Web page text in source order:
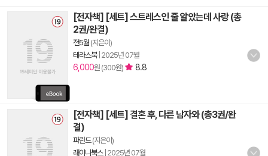
[전자책] [세트] 스트레스인 줄 알았는데 사랑 (총
2권/완결)
전5월 (지은이)
테라스북| 2025년 07월
6,000원 (300원) 8.8
[전자책] [세트] 결혼 후, 다른 남자와 (총3권/완
결)
파란드(지은이)
래이니북스| 2025년 07월